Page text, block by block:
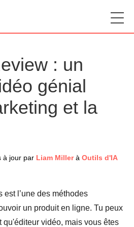
: un
génial
et la
à jour par Liam Millerà Outils d'IA
est l’une des méthodes
un produit en ligne. Tu peux
qu'éditeur vidéo, mais vous êtes